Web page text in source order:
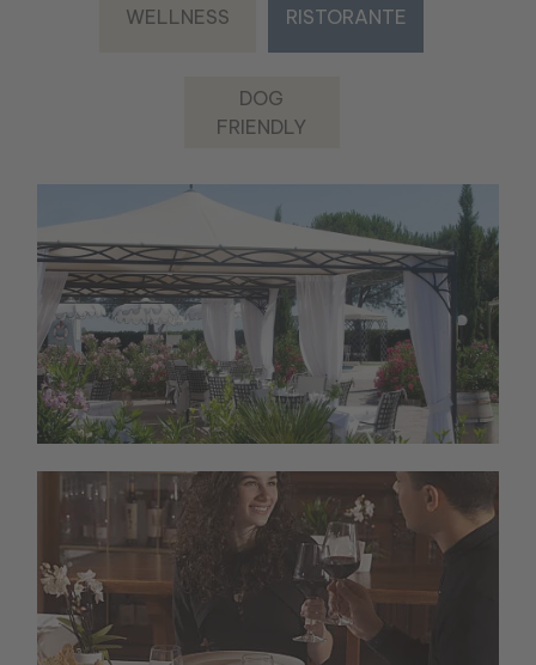
WELLNESS RISTORANTE
DOG
FRIENDLY